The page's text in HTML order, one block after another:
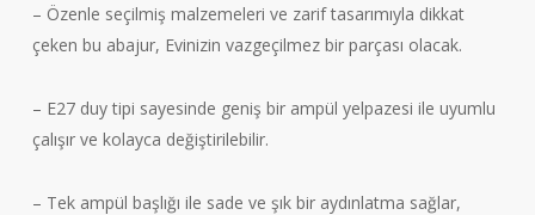
– Özenle seçilmiş malzemeleri ve zarif tasarımıyla dikkat
çeken bu abajur, Evinizin vazgeçilmez bir parçası olacak.
– E27 duy tipi sayesinde geniş bir ampül yelpazesi ile uyumlu
çalışır ve kolayca değiştirilebilir.
– Tek ampül başlığı ile sade ve şık bir aydınlatma sağlar,